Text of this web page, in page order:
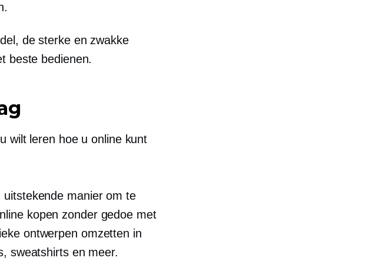
de sterke en zwakke
beste bedienen.
wilt leren hoe u online kunt
uitstekende manier om te
kopen zonder gedoe met
ontwerpen omzetten in
sweatshirts en meer.